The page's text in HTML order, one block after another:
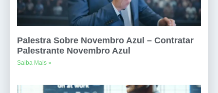
Palestra Sobre Novembro Azul – Contratar
Palestrante Novembro Azul
Saiba Mais »